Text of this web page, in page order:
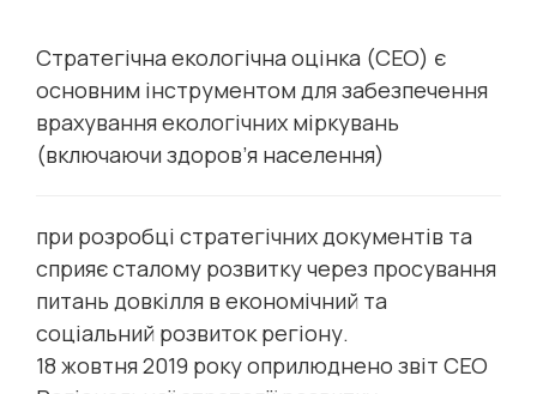
Стратегічна екологічна оцінка (СЕО) є
основним інструментом для забезпечення
врахування екологічних міркувань
(включаючи здоров’я населення)
при розробці стратегічних документів та
сприяє сталому розвитку через просування
питань довкілля в економічний та
соціальний розвиток регіону.
18 жовтня 2019 року оприлюднено звіт СЕО